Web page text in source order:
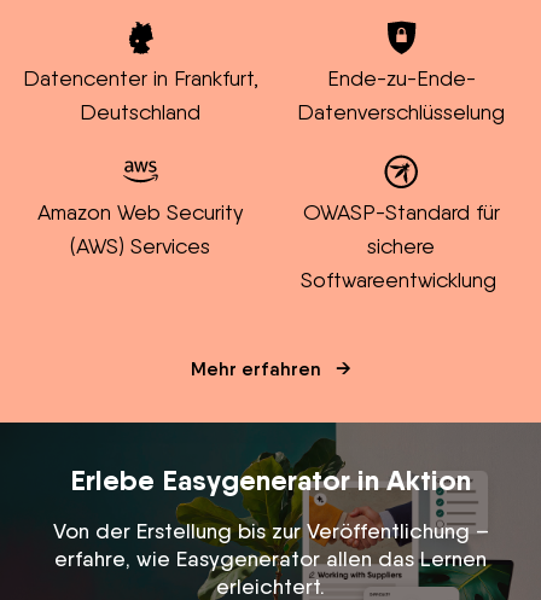
Datencenter in Frankfurt,
Deutschland
Ende-zu-Ende-
Datenverschlüsselung
Amazon Web Security
(AWS) Services
OWASP-Standard für
sichere
Softwareentwicklung
Mehr erfahren
Erlebe Easygenerator in Aktion
Von der Erstellung bis zur Veröffentlichung –
erfahre, wie Easygenerator allen das Lernen
erleichtert.